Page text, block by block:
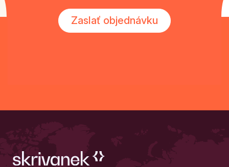
Zaslať objednávku